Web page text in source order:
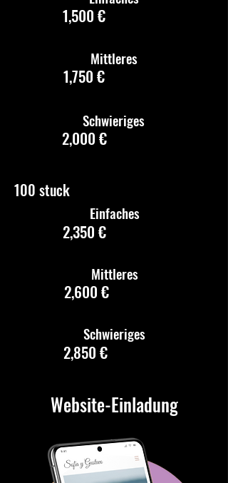
1,500 €
1,750 €
Mittleres
2,000 €
Schwieriges
100 stuck
2,350 €
Einfaches
2,600 €
Mittleres
2,850 €
Schwieriges
Website-Einladung